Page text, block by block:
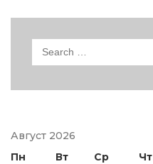
Search
Август 2026
Пн
Вт Ср Чт